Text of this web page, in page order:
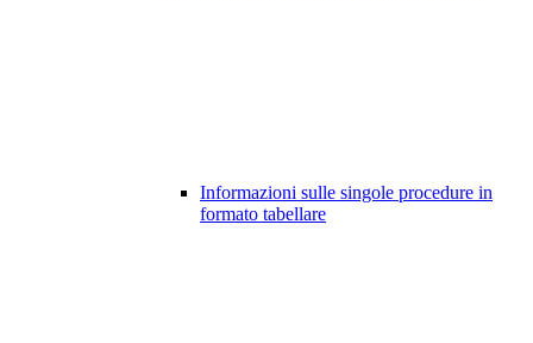
Informazioni sulle singole procedure in
formato tabellare